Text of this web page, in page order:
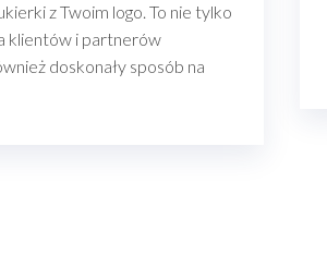
z Twoim logo. To nie tylko
klientów i partnerów
doskonały sposób na